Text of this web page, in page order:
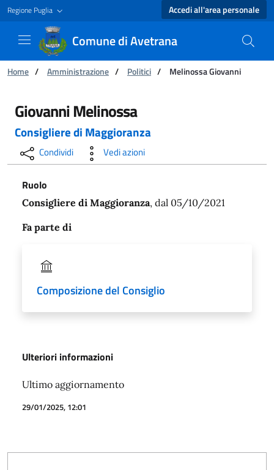
Regione Puglia Accedi all'area personale
Comune di Avetrana
Ti trovi in:
Home / Amministrazione / Politici / Melinossa Giovanni
Melinossa Giovanni - Comune di Avetrana
Giovanni Melinossa
Consigliere di Maggioranza
Condividi Vedi azioni
Ruolo
Consigliere di Maggioranza, dal 05/10/2021
Fa parte di
Composizione del Consiglio
Ulteriori informazioni
Ultimo aggiornamento
29/01/2025, 12:01